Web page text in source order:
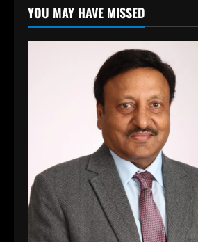
YOU MAY HAVE MISSED